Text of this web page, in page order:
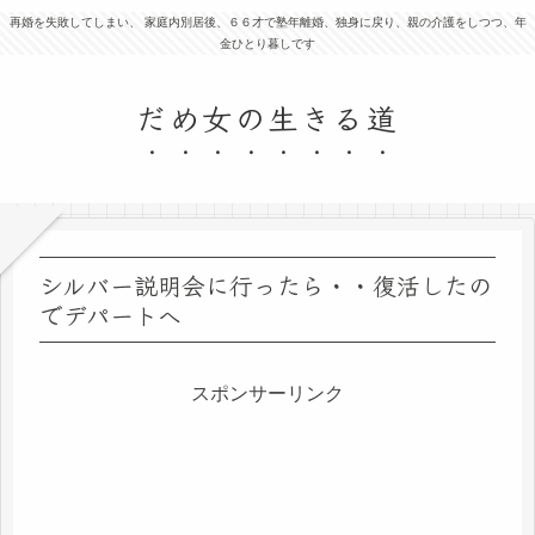
再婚を失敗してしまい、 家庭内別居後、６６才で塾年離婚、独身に戻り、親の介護をしつつ、年
金ひとり暮しです
だめ女の生きる道
シルバー説明会に行ったら・・復活したの
でデパートへ
スポンサーリンク